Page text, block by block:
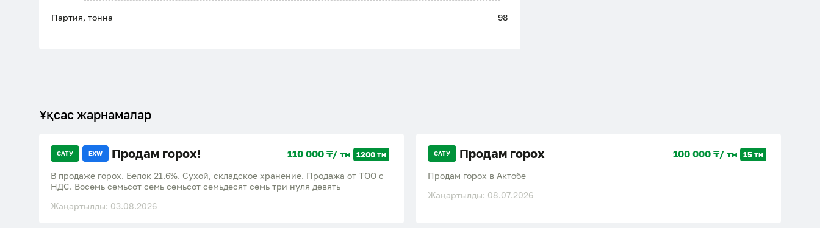
Партия, тонна 98
Ұқсас жарнамалар
САТУ EXW Продам горох! 110 000 ₸/ тн 1200 тн
В продаже горох. Белок 21.6%. Сухой, складское хранение. Продажа от ТОО с
НДС. Восемь семьсот семь семьсот семьдесят семь три нуля девять
Жаңартылды: 03.08.2026
САТУ Продам горох 100 000 ₸/ тн 15 тн
Продам горох в Актобе
Жаңартылды: 08.07.2026